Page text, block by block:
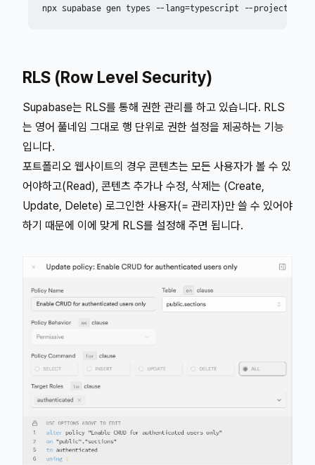
npx supabase gen types --lang=typescript --project-id
RLS (Row Level Security)
Supabase는 RLS를 통해 권한 관리를 하고 있습니다. RLS
는 영어 풀네임 그대로 행 단위로 권한 설정을 제공하는 기능
입니다.
포트폴리오 웹사이트의 경우 콘텐츠는 모든 사용자가 볼 수 있
어야하고(Read), 콘텐츠 추가나 수정, 삭제는 (Create,
Update, Delete) 로그인한 사용자(= 관리자)만 쓸 수 있어야
하기 때문에 이에 맞게 RLS를 설정해 주면 됩니다.